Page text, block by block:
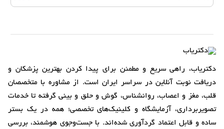
دکتریاب، راهی سریع و مطمئن برای پیدا کردن بهترین پزشکان و
دریافت نوبت آنلاین در سراسر ایران است. از مشاوره با متخصصان
قلب، مغز و اعصاب، روانشناس، گوش و حلق و بینی گرفته تا خدمات
تصویربرداری، آزمایشگاه و کلینیک‌های تخصصی؛ همه در یک بستر
ساده و قابل اعتماد گردآوری شده‌اند. با جست‌وجوی هوشمند، بررسی